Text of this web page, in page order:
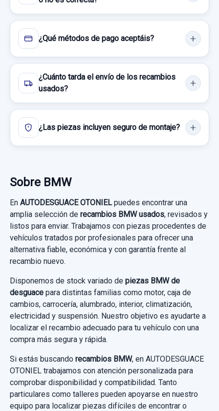
FALDON LATERAL DERECHO
FALDON LATERAL DERECHO usado.
Garantía 1 año
50,00 €
Sin IVA, gastos de envío no incluidos.
FALDON LATERAL IZQUIERDO 3 PUERTAS
FALDON LATERAL IZQUIERDO 3 PUERTAS
usado.
SISTEMA AUDIO / RADIO CD 9227500
RA9227500 BOTON TOCADO MAL
usado.
BMW SERIE 1 BERLINA (E81/E87) 116D
Garantía 1 año
Ref:940513 OEM:9227500
49,58 €
Sin IVA, gastos de envío no incluidos.
Consultar por whatsapp
INYECTOR 779844604
INYECTOR 779844604 usado.
BMW SERIE 1 BERLINA (E81/E87) 116D
Garantía 1 año
65,28 €
Sin IVA, gastos de envío no incluidos.
Consultar por whatsapp
¿Qué métodos de pago aceptáis?
¿Cuánto tarda el envío de los recambios
usados?
¿Las piezas incluyen seguro de montaje?
Sobre BMW
En AUTODESGUACE OTONIELpuedes encontrar una
amplia selección de recambios BMW usados, revisados y
listos para enviar. Trabajamos con piezas procedentes de
vehículos tratados por profesionales para ofrecer una
alternativa fiable, económica y con garantía frente al
recambio nuevo.
Disponemos de stock variado de piezas BMW de
desguace para distintas familias como motor, caja de
cambios, carrocería, alumbrado, interior, climatización,
electricidad y suspensión. Nuestro objetivo es ayudarte a
localizar el recambio adecuado para tu vehículo con una
compra más segura y rápida.
Si estás buscando recambios BMW, en AUTODESGUACE
OTONIEL trabajamos con atención personalizada para
comprobar disponibilidad y compatibilidad. Tanto
particulares como talleres pueden apoyarse en nuestro
equipo para localizar piezas difíciles de encontrar o